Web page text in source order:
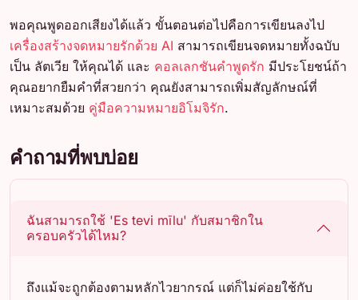
พอคุณพูดออกเสียงได้แล้ว ขั้นตอนต่อไปคือการเขียนลงไป
เครื่องสร้างจดหมายรักด้วย AI สามารถเขียนจดหมายทั้งฉบับ
เป็น ลัตเวีย ให้คุณได้ และ คอลเลกชันคำพูดรัก มีประโยชน์ถ้า
คุณอยากยืมคำที่สวยกว่า คุณยังสามารถเพิ่มสัญลักษณ์ที่
เหมาะสมด้วย คู่มือความหมายอิโมจิรัก.
คำถามที่พบบ่อย
ฉันสามารถใช้ 'Es tevi mīlu' กับสมาชิกใน
ครอบครัวได้ไหม?
ถึงแม้จะถูกต้องตามหลักไวยากรณ์ แต่ก็ไม่ค่อยใช้กับ